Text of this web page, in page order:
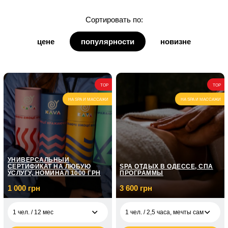
для дедушки
для бабушки
для кума
Сортировать по:
цене популярности новизне
TOP
НА SPA И МАССАЖИ
УНИВЕРСАЛЬНЫЙ
СЕРТИФИКАТ НА ЛЮБУЮ
УСЛУГУ, НОМИНАЛ 1000 ГРН
1 000 грн
1 чел. / 12 мес
TOP
НА SPA И МАССАЖИ
SPA ОТДЫХ В ОДЕССЕ, СПА
ПРОГРАММЫ
3 600 грн
1 чел. / 2,5 часа, мечты самурая